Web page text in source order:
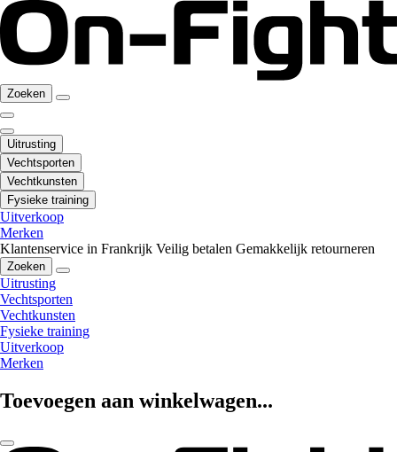
Zoeken
Uitrusting
Vechtsporten
Vechtkunsten
Fysieke training
Uitverkoop
Merken
Klantenservice in Frankrijk Veilig betalen Gemakkelijk retourneren
Zoeken
Uitrusting
Vechtsporten
Vechtkunsten
Fysieke training
Uitverkoop
Merken
Toevoegen aan winkelwagen...